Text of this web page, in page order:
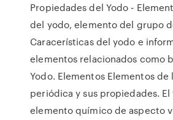
Propiedades del Yodo -
del yodo, elemento del grupo
Caracerísticas del yodo e
elementos relacionados como
Yodo. Elementos Elementos de
periódica y sus propiedades. El
elemento químico de aspecto